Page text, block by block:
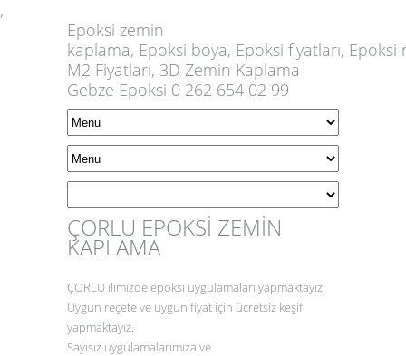
,
Epoksi zemin
kaplama, Epoksi boya, Epoksi fiyatları, Epoksi
M2 Fiyatları, 3D Zemin Kaplama
Gebze Epoksi 0 262 654 02 99
ÇORLU EPOKSİ ZEMİN
KAPLAMA
ÇORLU ilimizde epoksi uygulamaları yapmaktayız.
Uygun reçete ve uygun fiyat için ücretsiz keşif
yapmaktayız.
Sayısız uygulamalarımıza ve